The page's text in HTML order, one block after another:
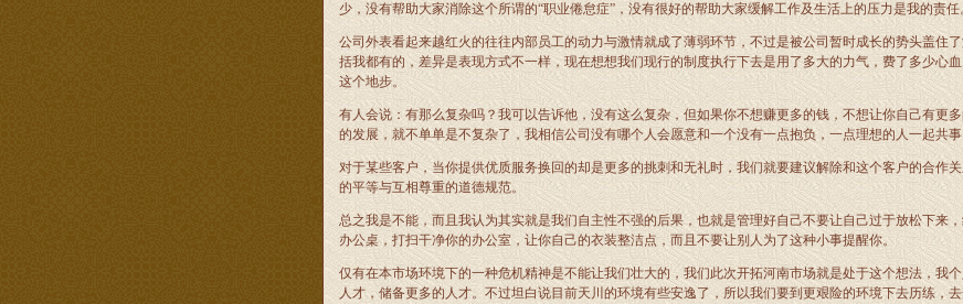
少，没有帮助大家消除这个所谓的“职业倦怠症”，没有很好的帮助大家缓解工作及生活上的压力是我的责任
公司外表看起来越红火的往往内部员工的动力与激情就成了薄弱环节，不过是被公司暂时成长的势头盖住
括我都有的，差异是表现方式不一样，现在想想我们现行的制度执行下去是用了多大的力气，费了多少心
这个地步。
有人会说：有那么复杂吗？我可以告诉他，没有这么复杂，但如果你不想赚更多的钱，不想让你自己有更
的发展，就不单单是不复杂了，我相信公司没有哪个人会愿意和一个没有一点抱负，一点理想的人一起共事
对于某些客户，当你提供优质服务换回的却是更多的挑刺和无礼时，我们就要建议解除和这个客户的合作
的平等与互相尊重的道德规范。
总之我是不能，而且我认为其实就是我们自主性不强的后果，也就是管理好自己不要让自己过于放松下来
办公桌，打扫干净你的办公室，让你自己的衣装整洁点，而且不要让别人为了这种小事提醒你。
仅有在本市场环境下的一种危机精神是不能让我们壮大的，我们此次开拓河南市场就是处于这个想法，我
人才，储备更多的人才。不过坦白说目前天川的环境有些安逸了，所以我们要到更艰险的环境下去历练，